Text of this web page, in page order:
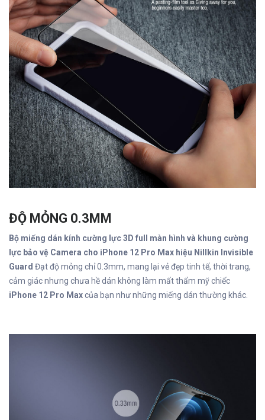
ĐỘ MỎNG 0.3MM
Bộ miếng dán kính cường lực 3D full màn hình và khung cường
lực bảo vệ Camera cho iPhone 12 Pro Max hiệu Nillkin Invisible
Guard Đạt độ mỏng chỉ 0.3mm, mang lại vẻ đẹp tinh tế, thời trang,
cảm giác nhưng chưa hề dán không làm mất thẩm mỹ chiếc
iPhone 12 Pro Maxcủa bạn như những miếng dán thường khác.